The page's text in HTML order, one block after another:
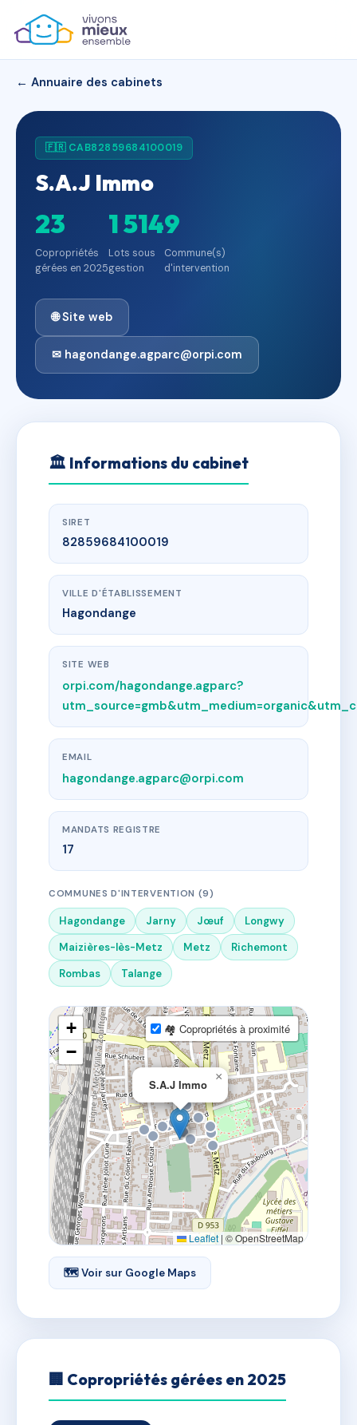
← Annuaire des cabinets
🇫🇷 CAB82859684100019
S.A.J Immo
23
Copropriétés
gérées en 2025
1 514
Lots sous
gestion
9
Commune(s)
d'intervention
🌐 Site web
✉ hagondange.agparc@orpi.com
🏛 Informations du cabinet
SIRET
82859684100019
VILLE D'ÉTABLISSEMENT
Hagondange
SITE WEB
orpi.com/hagondange.agparc?
EMAIL
hagondange.agparc@orpi.com
MANDATS REGISTRE
17
COMMUNES D'INTERVENTION (9)
Hagondange Jarny Jœuf
Longwy
Maizières-lès-Metz
Metz
Richemont
Rombas
Talange
S.A.J Immo
×
+
−
🏘 Copropriétés à proximité
Leaflet | © OpenStreetMap
🗺 Voir sur Google Maps
🏢 Copropriétés gérées en 2025